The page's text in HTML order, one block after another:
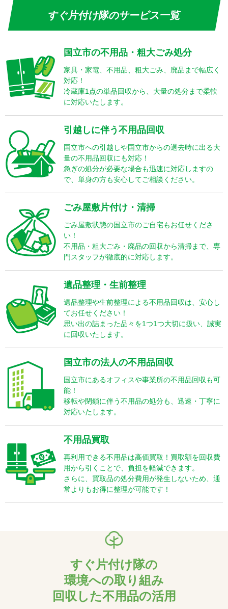
すぐ片付け隊のサービス一覧
国立市の不用品・粗大ごみ処分
家具・家電、不用品、粗大ごみ、廃品まで幅広く
対応！
冷蔵庫1点の単品回収から、大量の処分まで柔軟
に対応いたします。
引越しに伴う不用品回収
国立市への引越しや国立市からの退去時に出る大
量の不用品回収にも対応！
急ぎの処分が必要な場合も迅速に対応しますの
で、単身の方も安心してご相談ください。
ごみ屋敷片付け・清掃
ごみ屋敷状態の国立市のご自宅もお任せくださ
い！
不用品・粗大ごみ・廃品の回収から清掃まで、専
門スタッフが徹底的に対応します。
遺品整理・生前整理
遺品整理や生前整理による不用品回収は、安心し
てお任せください！
思い出の詰まった品々を1つ1つ大切に扱い、誠実
に回収いたします。
国立市の法人の不用品回収
国立市にあるオフィスや事業所の不用品回収も可
能！
移転や閉鎖に伴う不用品の処分も、迅速・丁寧に
対応いたします。
不用品買取
再利用できる不用品は高価買取！買取額を回収費
用から引くことで、負担を軽減できます。
さらに、買取品の処分費用が発生しないため、通
常よりもお得に整理が可能です！
すぐ片付け隊の
環境への取り組み
回収した不用品の活用